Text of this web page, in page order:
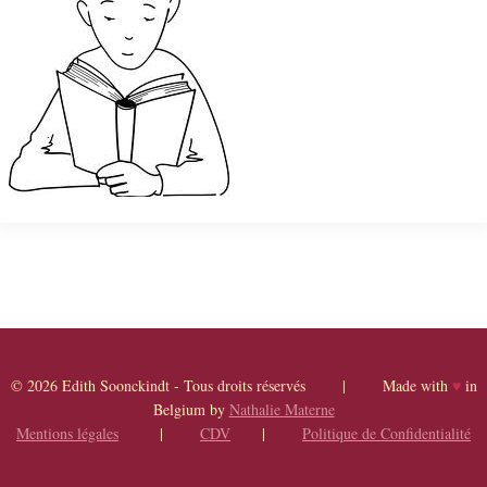
© 2026 Edith Soonckindt - Tous droits réservés | Made with ♥in
Belgium by Nathalie Materne
Mentions légales | CDV | Politique de Confidentialité